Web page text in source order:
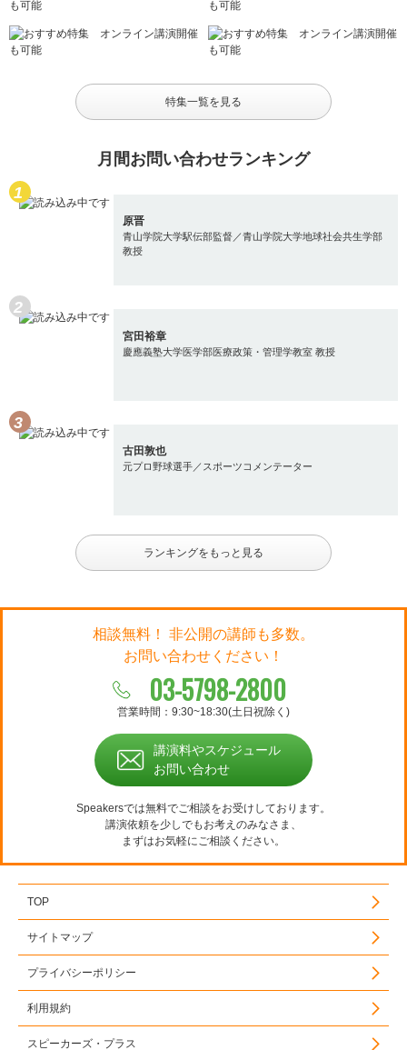
特集一覧を見る
月間お問い合わせランキング
原晋
青山学院大学駅伝部監督／青山学院大学地球社会共生学部
教授
宮田裕章
慶應義塾大学医学部医療政策・管理学教室 教授
古田敦也
元プロ野球選手／スポーツコメンテーター
ランキングをもっと見る
相談無料！ 非公開の講師も多数。
お問い合わせください！
03-5798-2800
営業時間：9:30~18:30(土日祝除く)
講演料やスケジュール
お問い合わせ
Speakersでは無料でご相談をお受けしております。
講演依頼を少しでもお考えのみなさま、
まずはお気軽にご相談ください。
TOP
サイトマップ
プライバシーポリシー
利用規約
スピーカーズ・プラス